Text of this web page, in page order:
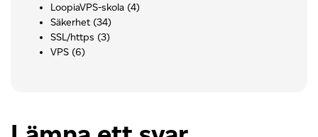
LoopiaVPS-skola (4)
Säkerhet (34)
SSL/https (3)
VPS (6)